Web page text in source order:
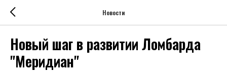
Новости
Новый шаг в развитии Ломбарда
"Меридиан"